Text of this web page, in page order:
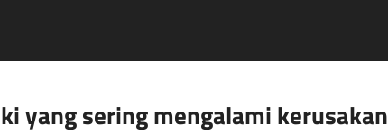
yang sering mengalami kerusakan